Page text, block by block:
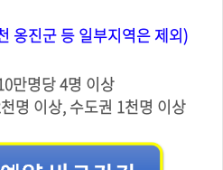
옹진군 등 일부지역은 제외)
만명당 4명 이상
천명 이상, 수도권 1천명 이상